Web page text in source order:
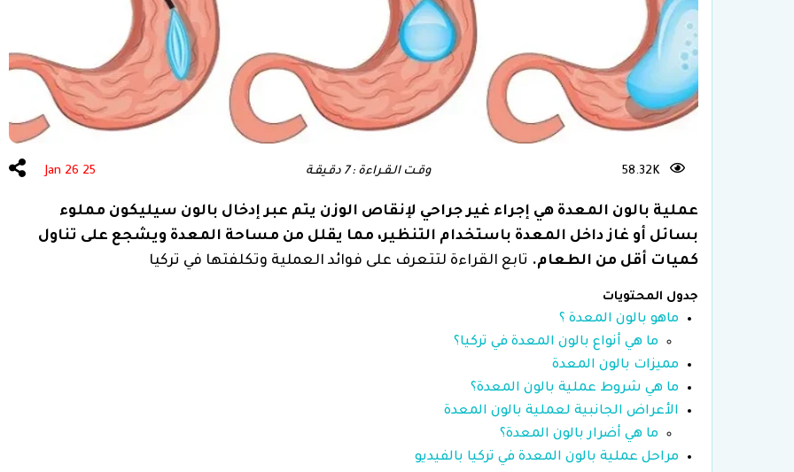
58.32K وقـت الـقـراءة : 7 دقـيقـة 25 Jan 26
عملية بالون المعدة هي إجراء غير جراحي لإنقاص الوزن يتم عبر إدخال بالون سيليكون مملوء
بسائل أو غاز داخل المعدة باستخدام التنظير، مما يقلل من مساحة المعدة ويشجع على تناول
كميات أقل من الطعام. تابع القراءة لتتعرف على فوائد العملية وتكلفتها في تركيا
جدول المحتويات
ماهو بالون المعدة ؟
ما هي أنواع بالون المعدة في تركيا؟
مميزات بالون المعدة
ما هي شروط عملية بالون المعدة؟
الأعراض الجانبية لعملية بالون المعدة
ما هي أضرار بالون المعدة؟
مراحل عملية بالون المعدة في تركيا بالفيديو
علاج العقم وأطفال الأنابيب في
تركيا
زراعة الشعر علاج الأسنان